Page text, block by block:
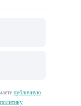
публичную
политику